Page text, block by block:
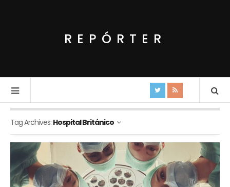
REPÓRTER
Tag Archives: Hospital Británico